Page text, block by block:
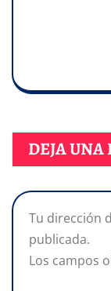
DEJA UNA
Tu dirección
publicada.
Los campos